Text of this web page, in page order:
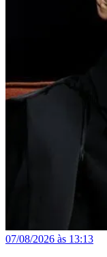
07/08/2026 às 13:13